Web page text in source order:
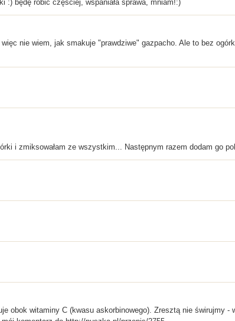
:) będę robić częściej, wspaniała sprawa, mniam!:)
nie wiem, jak smakuje "prawdziwe" gazpacho. Ale to bez
i zmiksowałam ze wszystkim... Następnym razem dodam go
obok witaminy C (kwasu askorbinowego). Zresztą nie świrujmy -